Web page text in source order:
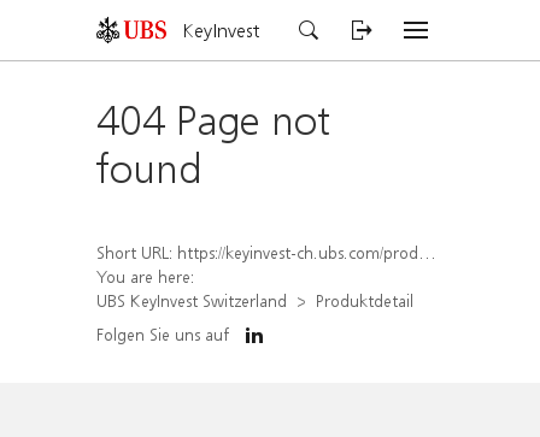
KeyInvest
404 Page not
found
Short URL: https://keyinvest-ch.ubs.com/produkt/detail/index/isin/CH1567049239
You are here:
UBS KeyInvest Switzerland
Produktdetail
Folgen Sie uns auf